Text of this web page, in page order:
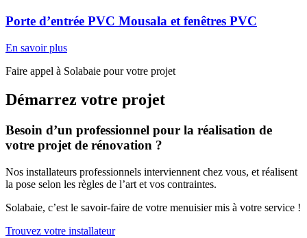
Porte d’entrée PVC Mousala et fenêtres PVC
En savoir plus
Faire appel à Solabaie pour votre projet
Démarrez votre projet
Besoin d’un professionnel pour la réalisation de
votre projet de rénovation ?
Nos installateurs professionnels interviennent chez vous, et réalisent
la pose selon les règles de l’art et vos contraintes.
Solabaie, c’est le savoir-faire de votre menuisier mis à votre service !
Trouvez votre installateur